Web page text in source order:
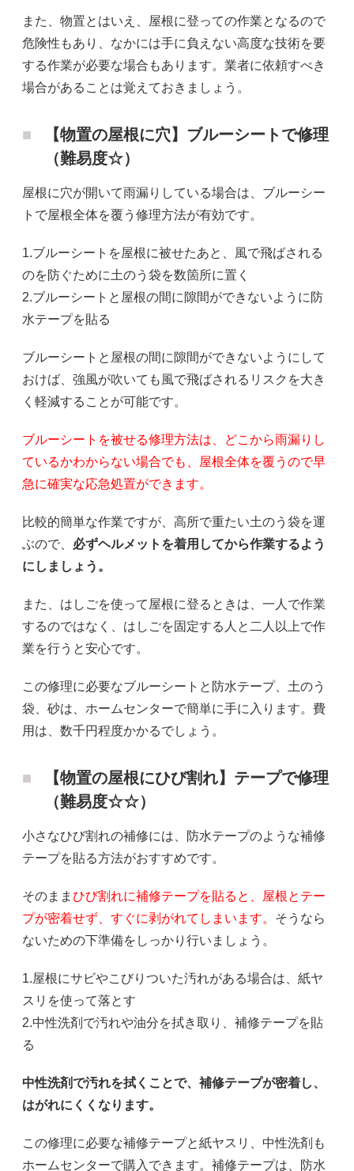
また、物置とはいえ、屋根に登っての作業となるので
危険性もあり、なかには手に負えない高度な技術を要
する作業が必要な場合もあります。業者に依頼すべき
場合があることは覚えておきましょう。
【物置の屋根に穴】ブルーシートで修理
（難易度☆）
屋根に穴が開いて雨漏りしている場合は、ブルーシー
トで屋根全体を覆う修理方法が有効です。
1.ブルーシートを屋根に被せたあと、風で飛ばされる
のを防ぐために土のう袋を数箇所に置く
2.ブルーシートと屋根の間に隙間ができないように防
水テープを貼る
ブルーシートと屋根の間に隙間ができないようにして
おけば、強風が吹いても風で飛ばされるリスクを大き
く軽減することが可能です。
ブルーシートを被せる修理方法は、どこから雨漏りし
ているかわからない場合でも、屋根全体を覆うので早
急に確実な応急処置ができます。
比較的簡単な作業ですが、高所で重たい土のう袋を運
ぶので、 必ずヘルメットを着用してから作業するよう
にしましょう。
また、はしごを使って屋根に登るときは、一人で作業
するのではなく、はしごを固定する人と二人以上で作
業を行うと安心です。
この修理に必要なブルーシートと防水テープ、土のう
袋、砂は、ホームセンターで簡単に手に入ります。費
用は、数千円程度かかるでしょう。
【物置の屋根にひび割れ】テープで修理
（難易度☆☆）
小さなひび割れの補修には、防水テープのような補修
テープを貼る方法がおすすめです。
そのまま ひび割れに補修テープを貼ると、屋根とテー
プが密着せず、すぐに剥がれてしまいます。 そうなら
ないための下準備をしっかり行いましょう。
1.屋根にサビやこびりついた汚れがある場合は、紙ヤ
スリを使って落とす
2.中性洗剤で汚れや油分を拭き取り、補修テープを貼
る
中性洗剤で汚れを拭くことで、補修テープが密着し、
はがれにくくなります。
この修理に必要な補修テープと紙ヤスリ、中性洗剤も
ホームセンターで購入できます。補修テープは、防水